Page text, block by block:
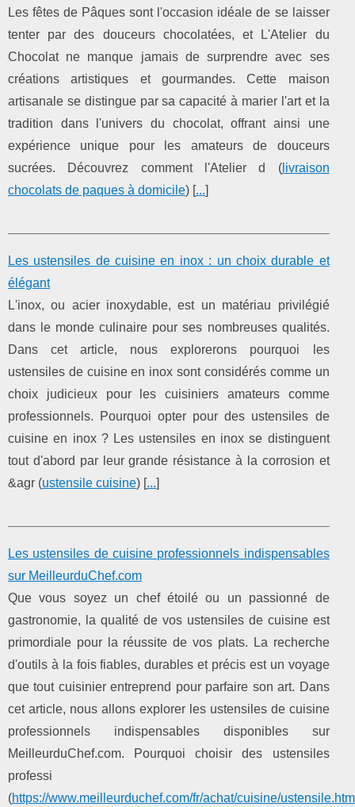
Les fêtes de Pâques sont l'occasion idéale de se laisser
tenter par des douceurs chocolatées, et L'Atelier du
Chocolat ne manque jamais de surprendre avec ses
créations artistiques et gourmandes. Cette maison
artisanale se distingue par sa capacité à marier l'art et la
tradition dans l'univers du chocolat, offrant ainsi une
expérience unique pour les amateurs de douceurs
sucrées. Découvrez comment l'Atelier d (livraison
chocolats de paques à domicile) [...]
Les ustensiles de cuisine en inox : un choix durable et
élégant
L'inox, ou acier inoxydable, est un matériau privilégié
dans le monde culinaire pour ses nombreuses qualités.
Dans cet article, nous explorerons pourquoi les
ustensiles de cuisine en inox sont considérés comme un
choix judicieux pour les cuisiniers amateurs comme
professionnels. Pourquoi opter pour des ustensiles de
cuisine en inox ? Les ustensiles en inox se distinguent
tout d'abord par leur grande résistance à la corrosion et
&agr (ustensile cuisine) [...]
Les ustensiles de cuisine professionnels indispensables
sur MeilleurduChef.com
Que vous soyez un chef étoilé ou un passionné de
gastronomie, la qualité de vos ustensiles de cuisine est
primordiale pour la réussite de vos plats. La recherche
d'outils à la fois fiables, durables et précis est un voyage
que tout cuisinier entreprend pour parfaire son art. Dans
cet article, nous allons explorer les ustensiles de cuisine
professionnels indispensables disponibles sur
MeilleurduChef.com. Pourquoi choisir des ustensiles
professi
(https://www.meilleurduchef.com/fr/achat/cuisine/